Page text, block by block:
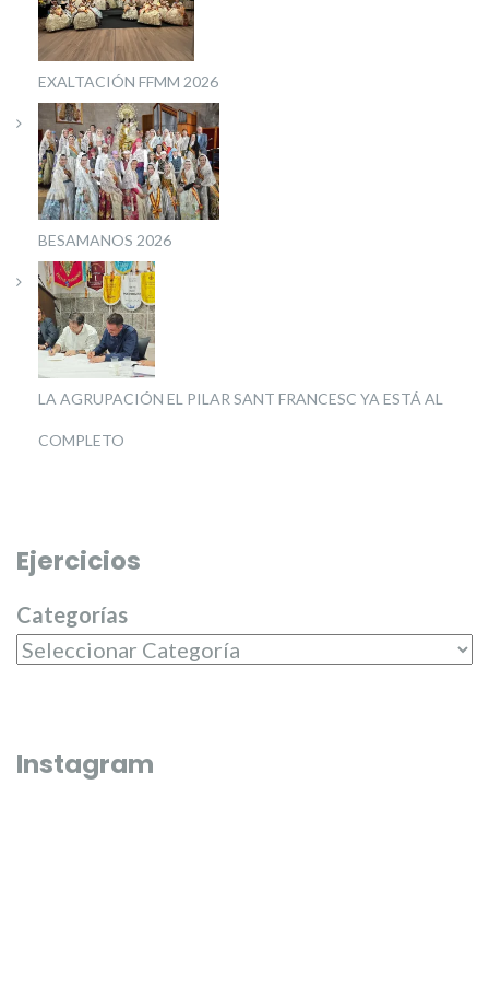
EXALTACIÓN FFMM 2026
BESAMANOS 2026
LA AGRUPACIÓN EL PILAR SANT FRANCESC YA ESTÁ AL
COMPLETO
Ejercicios
Categorías
Instagram